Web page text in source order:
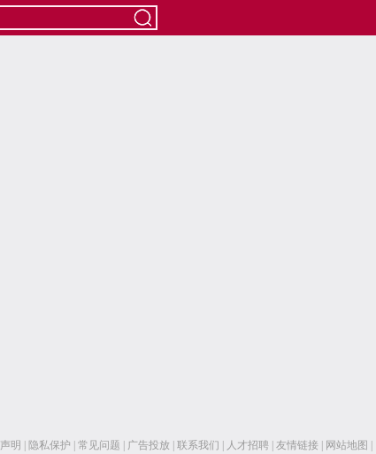
明 隐私保护 常见问题 广告投放 联系我们 人才招聘 友情链接 网站地图